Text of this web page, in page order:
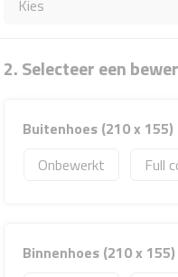
2. Selecteer een
Buitenhoes (210 x 155)
Onbewerkt
Full
Binnenhoes (210 x 155)